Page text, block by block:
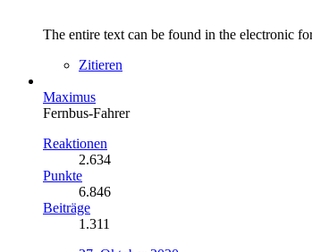
The entire text can be found in the electronic
Zitieren
Maximus
Fernbus-Fahrer
Reaktionen
2.634
Punkte
6.846
Beiträge
1.311